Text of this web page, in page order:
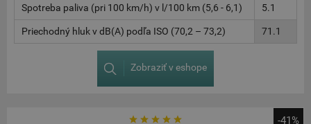
Spotreba paliva (pri 100 km/h) v l/100 km (5,6 - 6,1) 5.1
Priechodný hluk v dB(A) podľa ISO (70,2 – 73,2) 71.1
Zobraziť v eshope
-41%